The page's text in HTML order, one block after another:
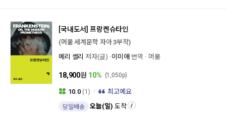
[국내도서] 프랑켄슈타인
(머묾 세계문학 자아 3부작)
메리 셸리 저자(글) 이미애 번역 머묾
18,900원 10% (1,050p)
10.0 (1) 최고예요
당일배송 오늘(일) 도착